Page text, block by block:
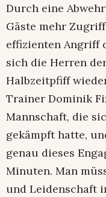
Durch eine
Gäste mehr
effizienten Angriff
sich die Herren
Halbzeitpfiff
Trainer Dominik
Mannschaft, die
gekämpft hatte,
genau dieses
Minuten. Man
und Leidenschaft